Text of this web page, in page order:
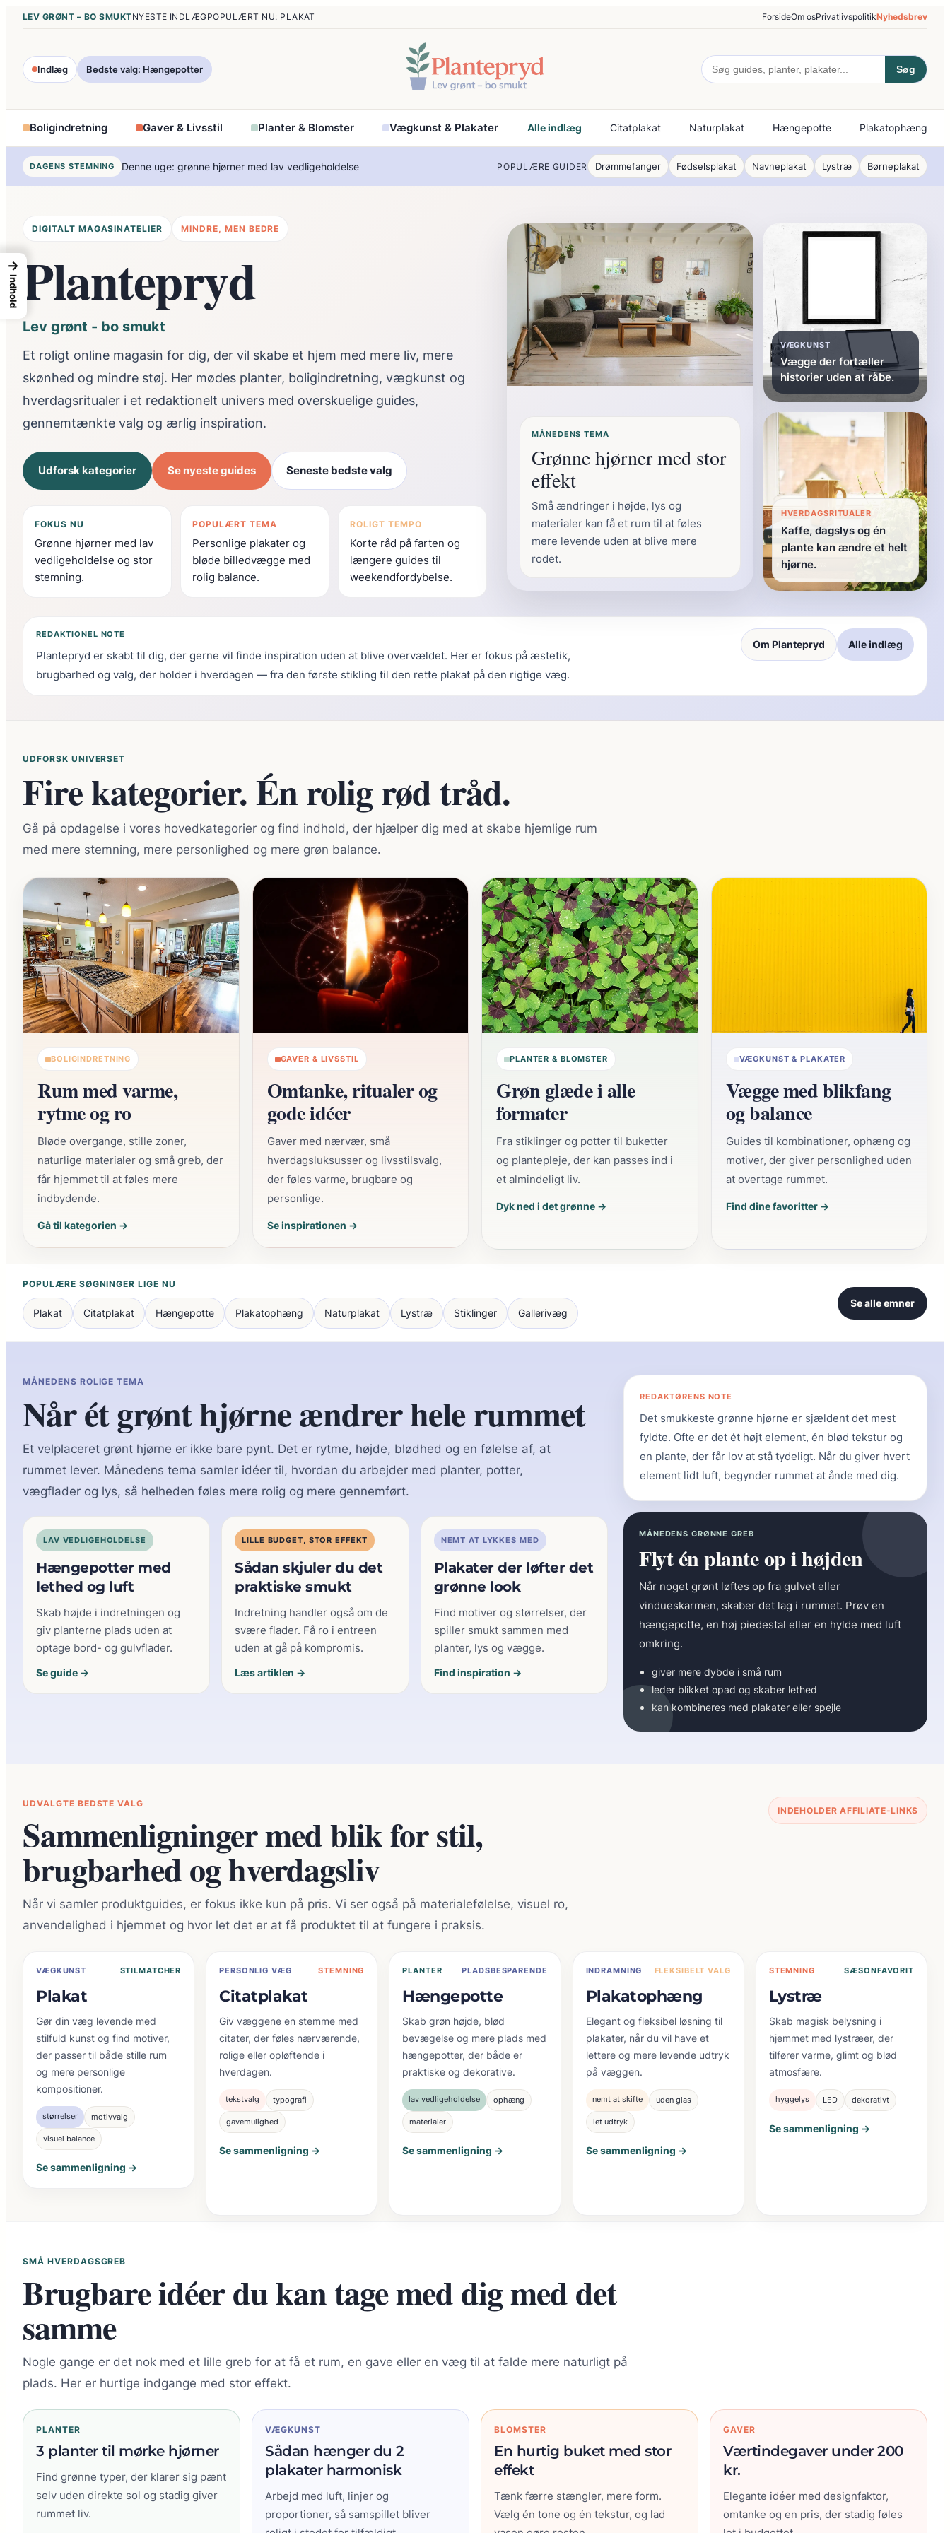
Spring
LEV GRØNT – BO SMUKTNYESTE INDLÆGPOPULÆRT NU: PLAKAT ForsideOm osPrivatlivspolitikNyhedsbrev
Indlæg Bedste valg: Hængepotter Søg
Boligindretning Gaver & Livsstil Planter & Blomster Vægkunst & Plakater Alle indlæg Citatplakat Naturplakat Hængepotte Plakatophæng
DAGENS STEMNING Denne uge: grønne hjørner med lav vedligeholdelse POPULÆRE GUIDER Drømmefanger Fødselsplakat Navneplakat Lystræ Børneplakat
DIGITALT MAGASINATELIER MINDRE, MEN BEDRE
Plantepryd
Lev grønt - bo smukt
Et roligt online magasin for dig, der vil skabe et hjem med mere liv, mere
skønhed og mindre støj. Her mødes planter, boligindretning, vægkunst og
hverdagsritualer i et redaktionelt univers med overskuelige guides,
gennemtænkte valg og ærlig inspiration.
Udforsk kategorier Se nyeste guides Seneste bedste valg
FOKUS NU
Grønne hjørner med lav
vedligeholdelse og stor
stemning.
POPULÆRT TEMA
Personlige plakater og
bløde billedvægge med
rolig balance.
ROLIGT TEMPO
Korte råd på farten og
længere guides til
weekendfordybelse.
MÅNEDENS TEMA
Grønne hjørner med stor
effekt
Små ændringer i højde, lys og
materialer kan få et rum til at føles
mere levende uden at blive mere
rodet.
VÆGKUNST
Vægge der fortæller
historier uden at råbe.
HVERDAGSRITUALER
Kaffe, dagslys og én
plante kan ændre et helt
hjørne.
REDAKTIONEL NOTE
Plantepryd er skabt til dig, der gerne vil finde inspiration uden at blive overvældet. Her er fokus på æstetik,
brugbarhed og valg, der holder i hverdagen — fra den første stikling til den rette plakat på den rigtige væg.
Om Plantepryd Alle indlæg
UDFORSK UNIVERSET
Fire kategorier. Én rolig rød tråd.
Gå på opdagelse i vores hovedkategorier og find indhold, der hjælper dig med at skabe hjemlige rum
med mere stemning, mere personlighed og mere grøn balance.
BOLIGINDRETNING
Rum med varme,
rytme og ro
Bløde overgange, stille zoner,
naturlige materialer og små greb, der
får hjemmet til at føles mere
indbydende.
Gå til kategorien →
GAVER & LIVSSTIL
Omtanke, ritualer og
gode idéer
Gaver med nærvær, små
hverdagsluksusser og livsstilsvalg,
der føles varme, brugbare og
personlige.
Se inspirationen →
PLANTER & BLOMSTER
Grøn glæde i alle
formater
Fra stiklinger og potter til buketter
og plantepleje, der kan passes ind i
et almindeligt liv.
Dyk ned i det grønne →
VÆGKUNST & PLAKATER
Vægge med blikfang
og balance
Guides til kombinationer, ophæng og
motiver, der giver personlighed uden
at overtage rummet.
Find dine favoritter →
POPULÆRE SØGNINGER LIGE NU
Plakat Citatplakat Hængepotte Plakatophæng Naturplakat Lystræ Stiklinger Gallerivæg
Se alle emner
MÅNEDENS ROLIGE TEMA
Når ét grønt hjørne ændrer hele rummet
Et velplaceret grønt hjørne er ikke bare pynt. Det er rytme, højde, blødhed og en følelse af, at
rummet lever. Månedens tema samler idéer til, hvordan du arbejder med planter, potter,
vægflader og lys, så helheden føles mere rolig og mere gennemført.
LAV VEDLIGEHOLDELSE
Hængepotter med
lethed og luft
Skab højde i indretningen og
giv planterne plads uden at
optage bord- og gulvflader.
Se guide →
LILLE BUDGET, STOR EFFEKT
Sådan skjuler du det
praktiske smukt
Indretning handler også om de
svære flader. Få ro i entreen
uden at gå på kompromis.
Læs artiklen →
NEMT AT LYKKES MED
Plakater der løfter det
grønne look
Find motiver og størrelser, der
spiller smukt sammen med
planter, lys og vægge.
Find inspiration →
REDAKTØRENS NOTE
Det smukkeste grønne hjørne er sjældent det mest
fyldte. Ofte er det ét højt element, én blød tekstur og
en plante, der får lov at stå tydeligt. Når du giver hvert
element lidt luft, begynder rummet at ånde med dig.
MÅNEDENS GRØNNE GREB
Flyt én plante op i højden
Når noget grønt løftes op fra gulvet eller
vindueskarmen, skaber det lag i rummet. Prøv en
hængepotte, en høj piedestal eller en hylde med luft
omkring.
giver mere dybde i små rum
leder blikket opad og skaber lethed
kan kombineres med plakater eller spejle
UDVALGTE BEDSTE VALG
Sammenligninger med blik for stil,
brugbarhed og hverdagsliv
Når vi samler produktguides, er fokus ikke kun på pris. Vi ser også på materialefølelse, visuel ro,
anvendelighed i hjemmet og hvor let det er at få produktet til at fungere i praksis.
INDEHOLDER AFFILIATE-LINKS
VÆGKUNST STILMATCHER
Plakat
Gør din væg levende med
stilfuld kunst og find motiver,
der passer til både stille rum
og mere personlige
kompositioner.
størrelser motivvalg
visuel balance
Se sammenligning →
PERSONLIG VÆG STEMNING
Citatplakat
Giv væggene en stemme med
citater, der føles nærværende,
rolige eller opløftende i
hverdagen.
tekstvalg typografi
gavemulighed
Se sammenligning →
PLANTER PLADSBESPARENDE
Hængepotte
Skab grøn højde, blød
bevægelse og mere plads med
hængepotter, der både er
praktiske og dekorative.
lav vedligeholdelse ophæng
materialer
Se sammenligning →
INDRAMNING FLEKSIBELT VALG
Plakatophæng
Elegant og fleksibel løsning til
plakater, når du vil have et
lettere og mere levende udtryk
på væggen.
nemt at skifte uden glas
let udtryk
Se sammenligning →
STEMNING SÆSONFAVORIT
Lystræ
Skab magisk belysning i
hjemmet med lystræer, der
tilfører varme, glimt og blød
atmosfære.
hyggelys LED dekorativt
Se sammenligning →
SMÅ HVERDAGSGREB
Brugbare idéer du kan tage med dig med det
samme
Nogle gange er det nok med et lille greb for at få et rum, en gave eller en væg til at falde mere naturligt på
plads. Her er hurtige indgange med stor effekt.
PLANTER
3 planter til mørke hjørner
Find grønne typer, der klarer sig pænt
selv uden direkte sol og stadig giver
rummet liv.
VÆGKUNST
Sådan hænger du 2
plakater harmonisk
Arbejd med luft, linjer og
proportioner, så samspillet bliver
BLOMSTER
En hurtig buket med stor
effekt
Tænk færre stængler, mere form.
Vælg én tone og én tekstur, og lad
GAVER
Værtindegaver under 200
kr.
Elegante idéer med designfaktor,
omtanke og en pris, der stadig føles
→
Indhold